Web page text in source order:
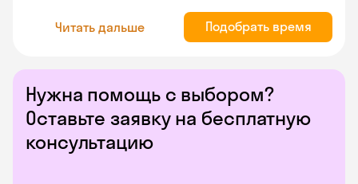
Нужна помощь с выбором?
Оставьте заявку на бесплатную
консультацию
Читать дальше Подобрать время